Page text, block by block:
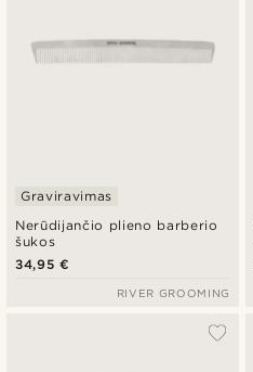
Nerūdijančio plieno barberio
šukos
Graviravimas
34,95 €
RIVER GROOMING